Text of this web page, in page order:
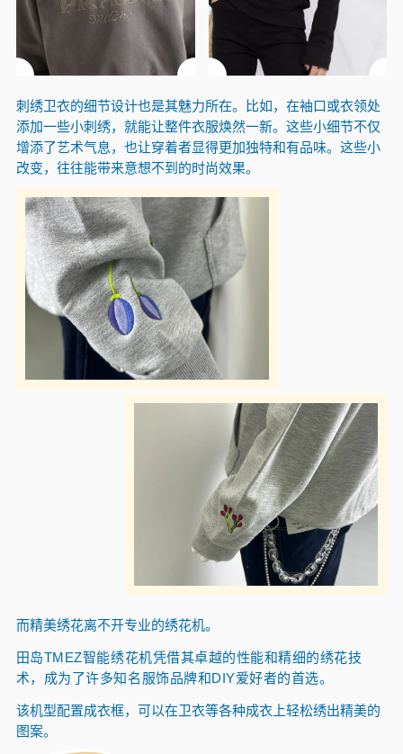
刺绣卫衣的细节设计也是其魅力所在。比如，在袖口或衣领处
添加一些小刺绣，就能让整件衣服焕然一新。这些小细节不仅
增添了艺术气息，也让穿着者显得更加独特和有品味。这些小
改变，往往能带来意想不到的时尚效果。
而精美绣花离不开专业的绣花机。
田岛TMEZ智能绣花机凭借其卓越的性能和精细的绣花技
术，成为了许多知名服饰品牌和DIY爱好者的首选。
该机型配置成衣框，可以在卫衣等各种成衣上轻松绣出精美的
图案。